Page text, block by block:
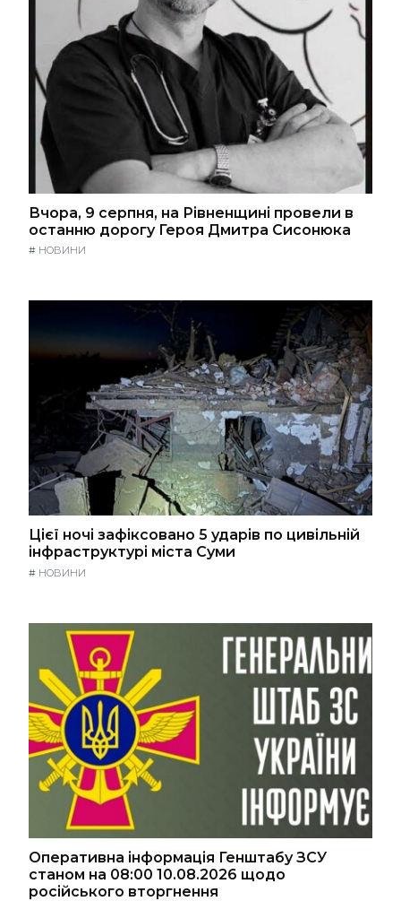
Вчора, 9 серпня, на Рівненщині провели в
останню дорогу Героя Дмитра Сисонюка
# НОВИНИ
Цієї ночі зафіксовано 5 ударів по цивільній
інфраструктурі міста Суми
# НОВИНИ
Оперативна інформація Генштабу ЗСУ
станом на 08:00 10.08.2026 щодо
російського вторгнення